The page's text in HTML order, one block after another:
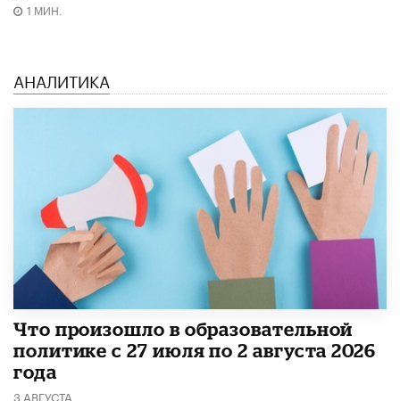
1 МИН.
АНАЛИТИКА
​Что произошло в образовательной
политике с 27 июля по 2 августа 2026
года
3 АВГУСТА